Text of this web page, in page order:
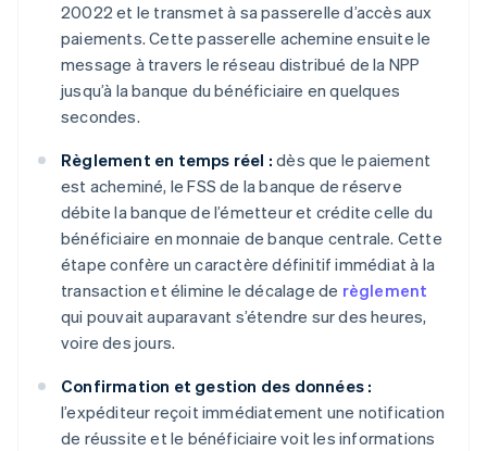
20022 et le transmet à sa passerelle d’accès aux
paiements. Cette passerelle achemine ensuite le
message à travers le réseau distribué de la NPP
jusqu’à la banque du bénéficiaire en quelques
secondes.
Règlement en temps réel : dès que le paiement
est acheminé, le FSS de la banque de réserve
débite la banque de l’émetteur et crédite celle du
bénéficiaire en monnaie de banque centrale. Cette
étape confère un caractère définitif immédiat à la
transaction et élimine le décalage de règlement
qui pouvait auparavant s’étendre sur des heures,
voire des jours.
Confirmation et gestion des données :
l’expéditeur reçoit immédiatement une notification
de réussite et le bénéficiaire voit les informations